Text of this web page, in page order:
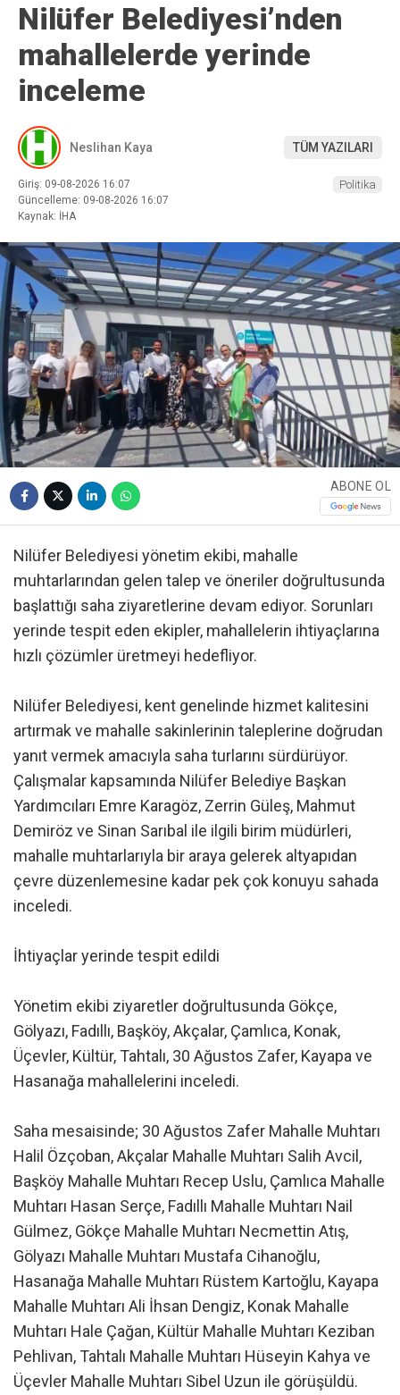
Nilüfer Belediyesi’nden
mahallelerde yerinde
inceleme
Neslihan Kaya TÜM YAZILARI
Giriş: 09-08-2026 16:07
Güncelleme: 09-08-2026 16:07
Kaynak: İHA
Politika
ABONE OL
Nilüfer Belediyesi yönetim ekibi, mahalle
muhtarlarından gelen talep ve öneriler doğrultusunda
başlattığı saha ziyaretlerine devam ediyor. Sorunları
yerinde tespit eden ekipler, mahallelerin ihtiyaçlarına
hızlı çözümler üretmeyi hedefliyor.
Nilüfer Belediyesi, kent genelinde hizmet kalitesini
artırmak ve mahalle sakinlerinin taleplerine doğrudan
yanıt vermek amacıyla saha turlarını sürdürüyor.
Çalışmalar kapsamında Nilüfer Belediye Başkan
Yardımcıları Emre Karagöz, Zerrin Güleş, Mahmut
Demiröz ve Sinan Sarıbal ile ilgili birim müdürleri,
mahalle muhtarlarıyla bir araya gelerek altyapıdan
çevre düzenlemesine kadar pek çok konuyu sahada
inceledi.
İhtiyaçlar yerinde tespit edildi
Yönetim ekibi ziyaretler doğrultusunda Gökçe,
Gölyazı, Fadıllı, Başköy, Akçalar, Çamlıca, Konak,
Üçevler, Kültür, Tahtalı, 30 Ağustos Zafer, Kayapa ve
Hasanağa mahallelerini inceledi.
Saha mesaisinde; 30 Ağustos Zafer Mahalle Muhtarı
Halil Özçoban, Akçalar Mahalle Muhtarı Salih Avcil,
Başköy Mahalle Muhtarı Recep Uslu, Çamlıca Mahalle
Muhtarı Hasan Serçe, Fadıllı Mahalle Muhtarı Nail
Gülmez, Gökçe Mahalle Muhtarı Necmettin Atış,
Gölyazı Mahalle Muhtarı Mustafa Cihanoğlu,
Hasanağa Mahalle Muhtarı Rüstem Kartoğlu, Kayapa
Mahalle Muhtarı Ali İhsan Dengiz, Konak Mahalle
Muhtarı Hale Çağan, Kültür Mahalle Muhtarı Keziban
Pehlivan, Tahtalı Mahalle Muhtarı Hüseyin Kahya ve
Üçevler Mahalle Muhtarı Sibel Uzun ile görüşüldü.